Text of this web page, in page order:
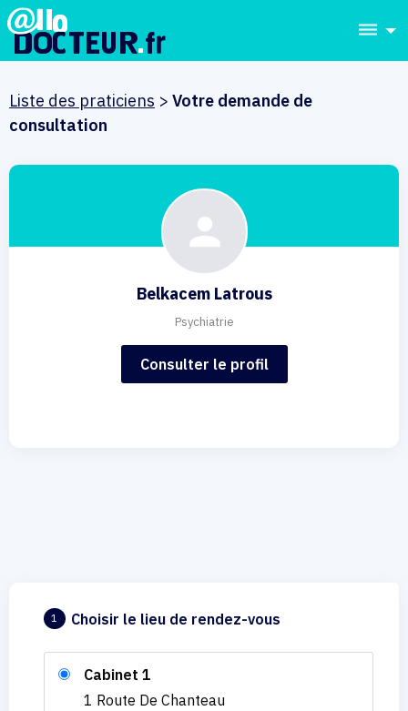
dehaze
Liste des praticiens > Votre demande de
consultation
Belkacem Latrous
Psychiatrie
Consulter le profil
1 Choisir le lieu de rendez-vous
Cabinet 1
1 Route De Chanteau